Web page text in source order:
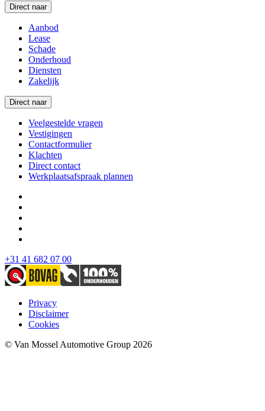
Direct naar
Aanbod
Lease
Schade
Onderhoud
Diensten
Zakelijk
Direct naar
Veelgestelde vragen
Vestigingen
Contactformulier
Klachten
Direct contact
Werkplaatsafspraak plannen
+31 41 682 07 00
Privacy
Disclaimer
Cookies
© Van Mossel Automotive Group 2026